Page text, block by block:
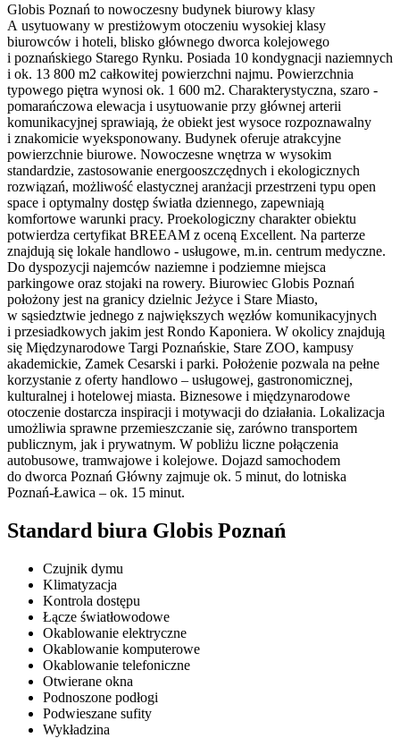
Globis Poznań to nowoczesny budynek biurowy klasy
A usytuowany w prestiżowym otoczeniu wysokiej klasy
biurowców i hoteli, blisko głównego dworca kolejowego
i poznańskiego Starego Rynku. Posiada 10 kondygnacji naziemnych
i ok. 13 800 m2 całkowitej powierzchni najmu. Powierzchnia
typowego piętra wynosi ok. 1 600 m2. Charakterystyczna, szaro -
pomarańczowa elewacja i usytuowanie przy głównej arterii
komunikacyjnej sprawiają, że obiekt jest wysoce rozpoznawalny
i znakomicie wyeksponowany. Budynek oferuje atrakcyjne
powierzchnie biurowe. Nowoczesne wnętrza w wysokim
standardzie, zastosowanie energooszczędnych i ekologicznych
rozwiązań, możliwość elastycznej aranżacji przestrzeni typu open
space i optymalny dostęp światła dziennego, zapewniają
komfortowe warunki pracy. Proekologiczny charakter obiektu
potwierdza certyfikat BREEAM z oceną Excellent. Na parterze
znajdują się lokale handlowo - usługowe, m.in. centrum medyczne.
Do dyspozycji najemców naziemne i podziemne miejsca
parkingowe oraz stojaki na rowery. Biurowiec Globis Poznań
położony jest na granicy dzielnic Jeżyce i Stare Miasto,
w sąsiedztwie jednego z największych węzłów komunikacyjnych
i przesiadkowych jakim jest Rondo Kaponiera. W okolicy znajdują
się Międzynarodowe Targi Poznańskie, Stare ZOO, kampusy
akademickie, Zamek Cesarski i parki. Położenie pozwala na pełne
korzystanie z oferty handlowo – usługowej, gastronomicznej,
kulturalnej i hotelowej miasta. Biznesowe i międzynarodowe
otoczenie dostarcza inspiracji i motywacji do działania. Lokalizacja
umożliwia sprawne przemieszczanie się, zarówno transportem
publicznym, jak i prywatnym. W pobliżu liczne połączenia
autobusowe, tramwajowe i kolejowe. Dojazd samochodem
do dworca Poznań Główny zajmuje ok. 5 minut, do lotniska
Poznań-Ławica – ok. 15 minut.
Standard biura Globis Poznań
Czujnik dymu
Klimatyzacja
Kontrola dostępu
Łącze światłowodowe
Okablowanie elektryczne
Okablowanie komputerowe
Okablowanie telefoniczne
Otwierane okna
Podnoszone podłogi
Podwieszane sufity
Wykładzina